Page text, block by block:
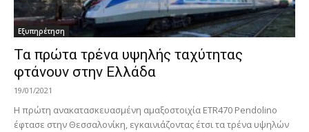
Εξυπηρέτηση
Τα πρώτα τρένα υψηλής ταχύτητας
φτάνουν στην Ελλάδα
19/01/2021
Η πρώτη ανακατασκευασμένη αμαξοστοιχία ETR470 Pendolino
έφτασε στην Θεσσαλονίκη, εγκαινιάζοντας έτσι τα τρένα υψηλών